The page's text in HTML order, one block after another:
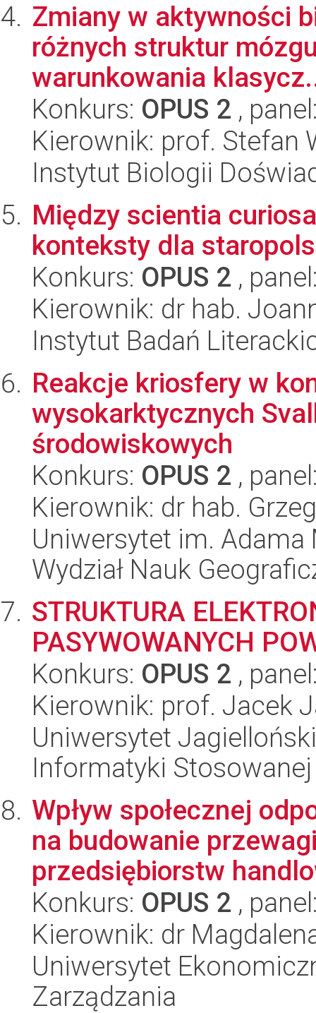
Zmiany w aktywności
różnych struktur
warunkowania
Konkurs: OPUS 2 ,
Kierownik: prof. Stefan
Instytut Biologii
Między scientia
konteksty dla
Konkurs: OPUS 2 ,
Kierownik: dr hab.
Instytut Badań
Reakcje kriosfery w
wysokarktycznych
środowiskowych
Konkurs: OPUS 2 ,
Kierownik: dr hab.
Uniwersytet im.
Wydział Nauk
STRUKTURA
PASYWOWANYCH
Konkurs: OPUS 2 ,
Kierownik: prof. Jacek
Uniwersytet
Informatyki Stosowanej
Wpływ społecznej
na budowanie
przedsiębiorstw
Konkurs: OPUS 2 ,
Kierownik: dr
Uniwersytet
Zarządzania